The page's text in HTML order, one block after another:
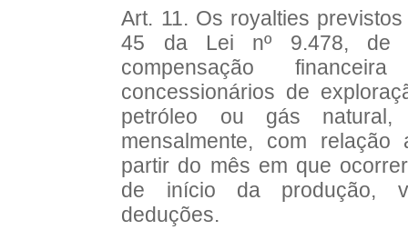
Art. 11. Os royalties
45 da Lei nº 9.478, de
compensação
concessionários de
petróleo ou gás
mensalmente, com
partir do mês em que
de início da produção,
deduções.